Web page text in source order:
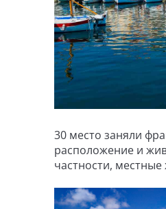
30 место заняли
расположение и
частности,